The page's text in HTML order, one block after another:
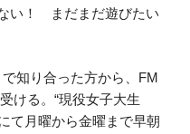
い！ まだまだ遊びたい
知り合った方から、FM
ける。“現役女子大生
て月曜から金曜まで早朝